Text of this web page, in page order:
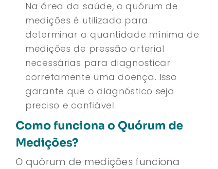
Na área da saúde, o quórum de
medições é utilizado para
determinar a quantidade mínima de
medições de pressão arterial
necessárias para diagnosticar
corretamente uma doença. Isso
garante que o diagnóstico seja
preciso e confiável.
Como funciona o Quórum de
Medições?
O quórum de medições funciona